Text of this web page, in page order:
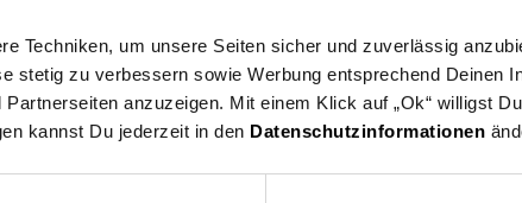
Techniken, um unsere Seiten sicher und zuverlässig
stetig zu verbessern sowie Werbung entsprechend Deinen
anzuzeigen. Mit einem Klick auf „Ok“ willigst
kannst Du jederzeit in den Datenschutzinformationen